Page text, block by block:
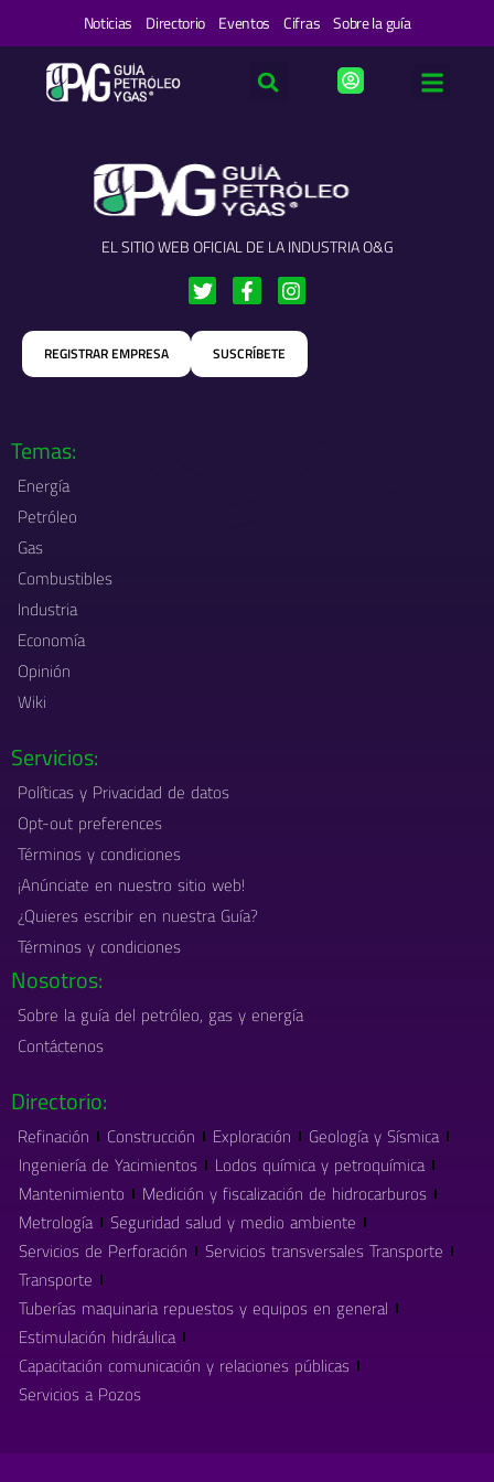
contenido
Noticias Directorio Eventos Cifras Sobre la guía
EL SITIO WEB OFICIAL DE LA INDUSTRIA O&G
T
w
i
e
F
a
c
e
b
o
I
n
s
g
REGISTRAR EMPRESA SUSCRÍBETE
Temas:
Energía
Petróleo
Gas
Combustibles
Industria
Economía
Opinión
Wiki
Servicios:
Políticas y Privacidad de datos
Opt-out preferences
Términos y condiciones
¡Anúnciate en nuestro sitio web!
¿Quieres escribir en nuestra Guía?
Términos y condiciones
Nosotros:
Sobre la guía del petróleo, gas y energía
Contáctenos
Directorio:
Refinación Construcción Exploración
Geología y Sísmica
Ingeniería de Yacimientos
Lodos química y petroquímica
Mantenimiento
Medición y fiscalización de hidrocarburos
Metrología
Seguridad salud y medio ambiente
Servicios de Perforación
Servicios transversales Transporte
Transporte
Tuberías maquinaria repuestos y equipos en general
Estimulación hidráulica
Capacitación comunicación y relaciones públicas
Servicios a Pozos